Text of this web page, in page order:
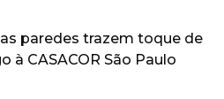
paredes trazem toque de
à CASACOR São Paulo